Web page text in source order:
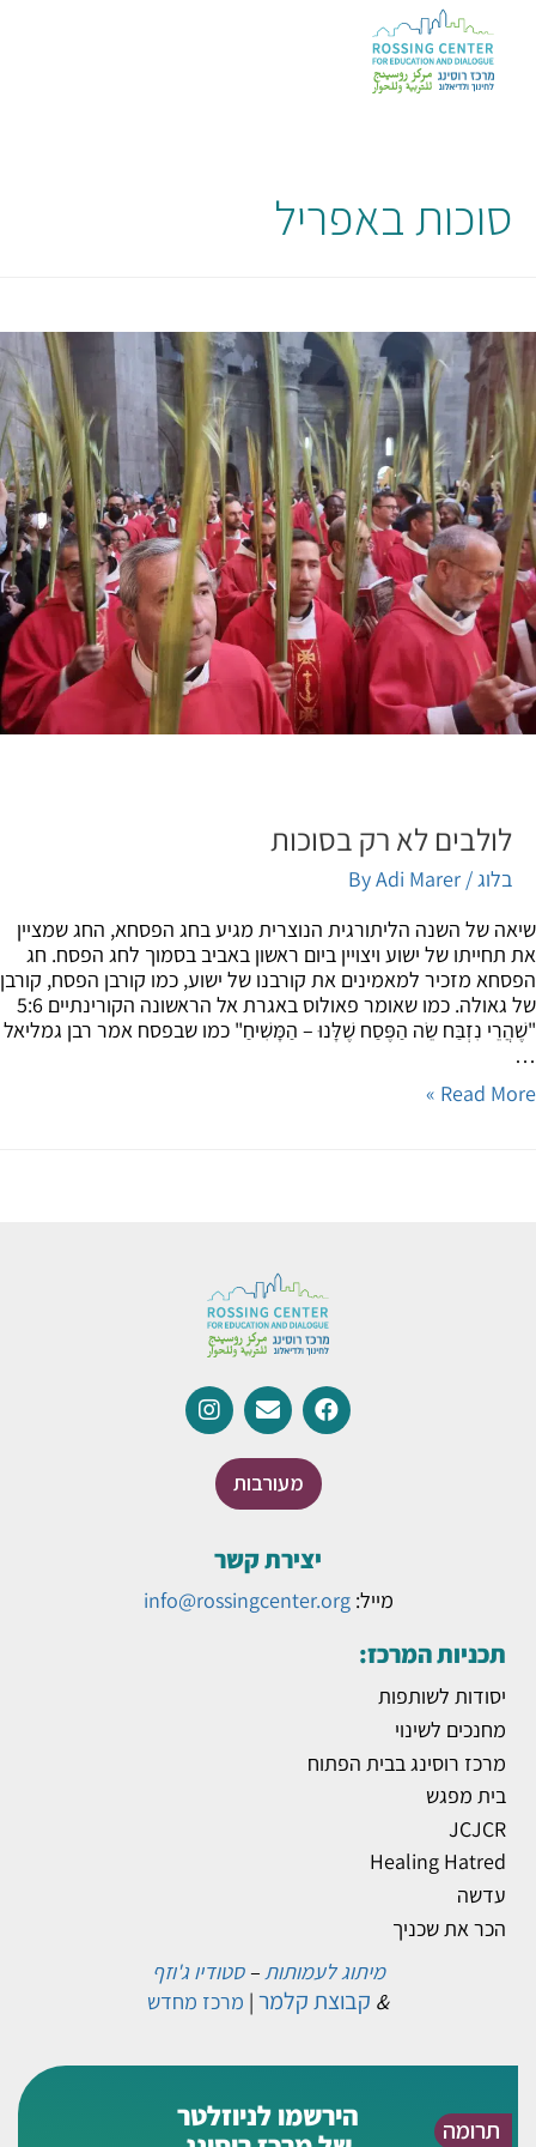
סוכות באפריל
לולבים לא רק בסוכות
בלוג/ By
Adi Marer
של השנה הליתורגית הנוצרית מגיע בחג הפסחא, החג שמציין
של ישוע ויצויין ביום ראשון באביב בסמוך לחג הפסח. חג
מזכיר למאמינים את קורבנו של ישוע, כמו קורבן הפסח, קורבן
של גאולה. כמו שאומר פאולוס באגרת אל הראשונה הקורינתיים 5:6
נִזְבַּח שֵׂה הַפֶּסַח שֶׁלָּנוּ – הַמָּשִׁיחַ" כמו שבפסח אמר רבן גמליאל
Read
תרומה
מעורבות
יצירת קשר
מייל:info@rossingcenter.org
תכניות המרכז:
יסודות לשותפות
מחנכים לשינוי
מרכז רוסינג בבית הפתוח
בית מפגש
JCJCR
Healing Hatred
עדשה
הכר את שכניך
מיתוג לעמותות–סטודיו ג'וזף
קבוצת קלמר|מרכז מחדש
הירשמו לניוזלטר